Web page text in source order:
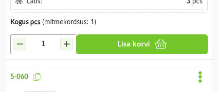
Laos: 3 pcs
Kogus pcs (mitmekordsus: 1)
Lisa korvi
5-060